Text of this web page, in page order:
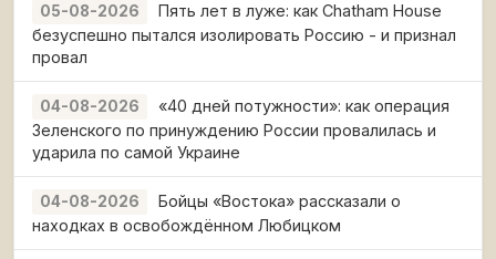
05-08-2026
Пять лет в луже: как Chatham House
безуспешно пытался изолировать Россию - и признал
провал
04-08-2026
«40 дней потужности»: как операция
Зеленского по принуждению России провалилась и
ударила по самой Украине
04-08-2026
Бойцы «Востока» рассказали о
находках в освобождённом Любицком